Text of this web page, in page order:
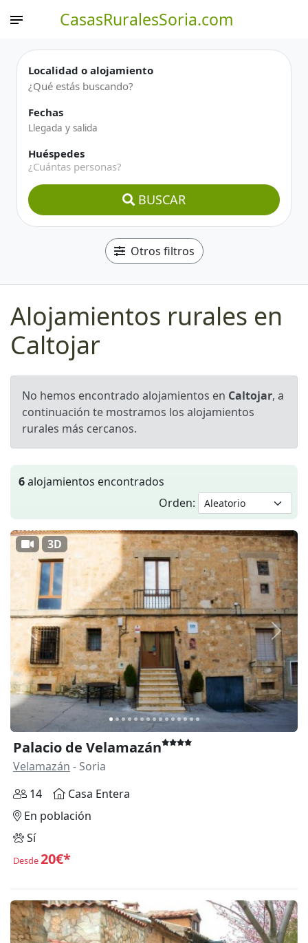
CasasRuralesSoria.com
Localidad o alojamiento
Fechas
Huéspedes
¿Cuántas personas?
BUSCAR
Otros filtros
Alojamientos rurales en
Caltojar
No hemos encontrado alojamientos en Caltojar, a
continuación te mostramos los alojamientos
rurales más cercanos.
6alojamientos encontrados
Orden:
Anterior
3D
Palacio de Velamazán
Velamazán - Soria
14
Casa Entera
En población
Sí
Desde20€*